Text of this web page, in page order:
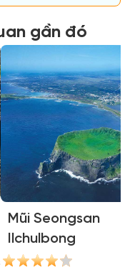
gần đó
Mũi Seongsan
Ilchulbong